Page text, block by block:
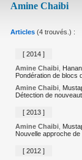
Amine Chaibi
Articles (4 trouvés.) :
[ 2014 ]
Amine Chaibi,
Pondération de blocs
Amine Chaibi,
Détection de
[ 2013 ]
Amine Chaibi,
Nouvelle approche
[ 2012 ]